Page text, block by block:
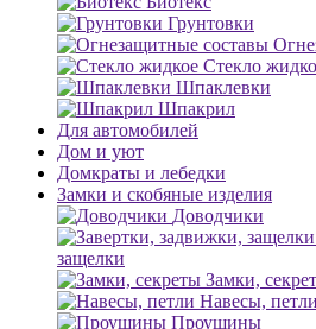
Грунтовки
Стекло
Шпаклевки
Шпакрил
Для автомобилей
Дом и уют
Домкраты и лебедки
Замки и скобяные изделия
Доводчики
защелки
Замки,
Навесы, петли
Проушины